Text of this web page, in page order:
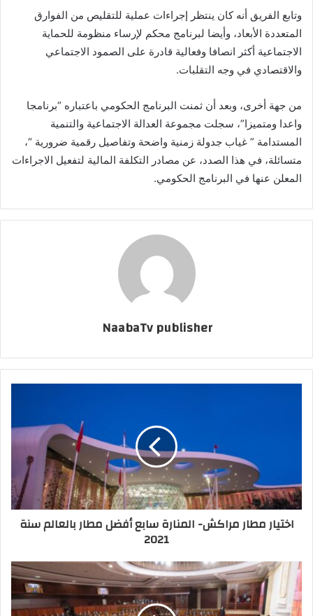
وتابع الفريق أنه كان ينتظر إجراءات عملية للتقليص من الفوارق
المتعددة الأبعاد، وأيضا لبرنامج محكم لإرساء منظومة للحماية
الاجتماعية أكثر انصافا وفعالية قادرة على الصمود الاجتماعي
والاقتصادي في وجه التقلبات.
من جهة أخرى، وبعد أن ثمنت البرنامج الحكومي باعتباره “برنامجا
واعدا ومتميزا”، سجلت مجموعة العدالة الاجتماعية والتنمية
المستدامة ” غياب جدولة زمنية واضحة وتفاصيل رقمية ضرورية “،
متسائلة، في هذا الصدد، عن مصادر التكلفة المالية لتفعيل الاجراءات
المعلن عنها في البرنامج الحكومي.
NaabaTv publisher
اختيار مطار مراكش- المنارة سابع أفضل مطار بالعالم سنة
2021